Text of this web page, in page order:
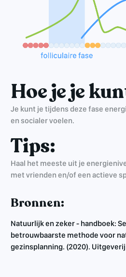
Hoe je je
Je kunt je tijdens deze fase
en socialer voelen.
Tips:
Haal het meeste uit je
met vrienden en/of een actieve
Bronnen:
Natuurlijk en zeker - handboek:
betrouwbaarste methode voor
gezinsplanning. (2020). Uitgeverij